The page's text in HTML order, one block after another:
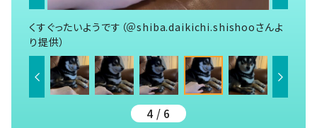
くすぐったいようです（＠shiba.daikichi.shishooさんよ
り提供）
4 / 6